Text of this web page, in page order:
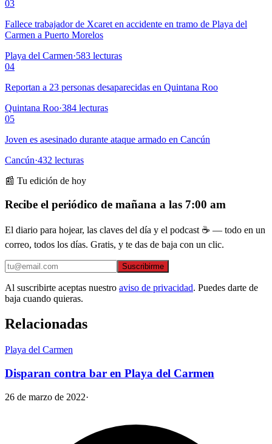
03
Fallece trabajador de Xcaret en accidente en tramo de Playa del
Carmen a Puerto Morelos
Playa del Carmen·583 lecturas
04
Reportan a 23 personas desaparecidas en Quintana Roo
Quintana Roo·384 lecturas
05
Joven es asesinado durante ataque armado en Cancún
Cancún·432 lecturas
📰 Tu edición de hoy
Recibe el periódico de mañana a las 7:00 am
El diario para hojear, las claves del día y el podcast ☕ — todo en un
correo, todos los días. Gratis, y te das de baja con un clic.
Suscribirme
Al suscribirte aceptas nuestro aviso de privacidad. Puedes darte de
baja cuando quieras.
Relacionadas
Playa del Carmen
Disparan contra bar en Playa del Carmen
26 de marzo de 2022·